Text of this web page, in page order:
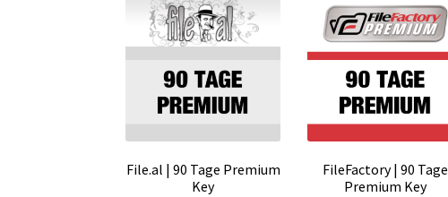
File.al | 90 Tage Premium
Key
FileFactory | 90 Tage
Premium Key